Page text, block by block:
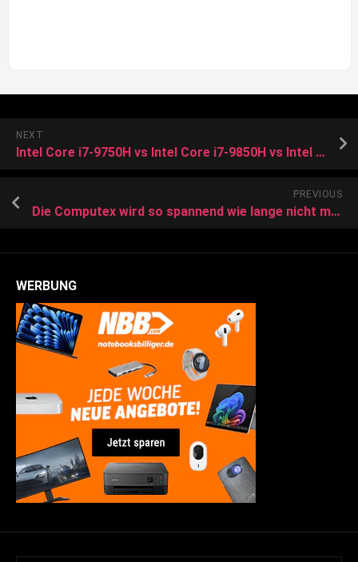
NEXT
Intel Core i7-9750H vs Intel Core i7-9850H vs Intel Core i7-8850H
PREVIOUS
Die Computex wird so spannend wie lange nicht mehr
WERBUNG